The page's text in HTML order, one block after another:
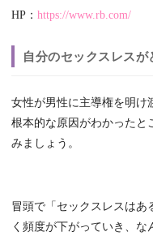
HP： https://www.rb.com/
自分のセックスレス
女性が男性に主導権を明け
根本的な原因がわかったと
みましょう。
冒頭で「セックスレスはあ
く頻度が下がっていき、